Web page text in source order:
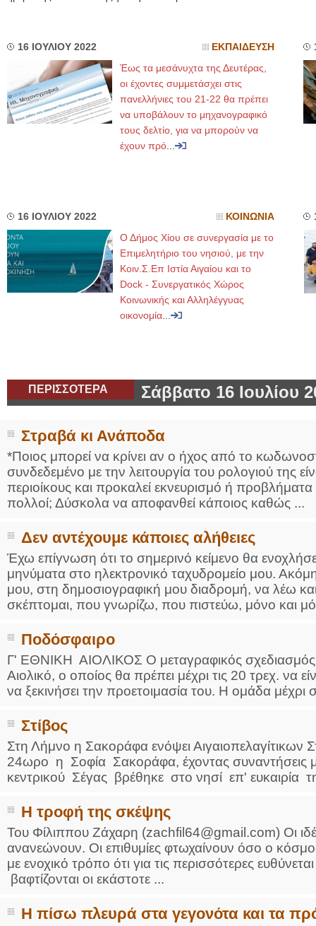
16 ΙΟΥΛΙΟΥ 2022 ΕΚΠΑΙΔΕΥΣΗ
Έως τα μεσάνυχτα της Δευτέρας,
οι έχοντες συμμετάσχει στις
πανελλήνιες του 21-22 θα πρέπει
να υποβάλουν το μηχανογραφικό
τους δελτίο, για να μπορούν να
έχουν πρό
16 ΙΟΥΛΙΟΥ 2022 ΚΟΙΝΩΝΙΑ
Ο Δήμος Χίου σε συνεργασία με το
Επιμελητήριο του νησιού, με την
Κοιν.Σ.Επ Ιστία Αιγαίου και το
Dock - Συνεργατικός Χώρος
Κοινωνικής και Αλληλέγγυας
οικονομία
ΠΕΡΙΣΣΟΤΕΡΑ Σάββατο 16 Ιουλίου
Στραβά κι Ανάποδα
*Ποιος μπορεί να κρίνει αν ο ήχος από το
συνδεδεμένο με την λειτουργία του ρολογιού της
περιοίκους και προκαλεί εκνευρισμό ή προβλήματα
πολλοί; Δύσκολα να αποφανθεί κάποιος καθώς ...
Δεν αντέχουμε κάποιες αλήθειες
Έχω επίγνωση ότι το σημερινό κείμενο θα
μηνύματα στο ηλεκτρονικό ταχυδρομείο μου.
μου, στη δημοσιογραφική μου διαδρομή, να λέω
σκέπτομαι, που γνωρίζω, που πιστεύω, μόνο και
Ποδόσφαιρο
Γ' ΕΘΝΙΚΗ ΑΙΟΛΙΚΟΣ Ο μεταγραφικός
Αιολικό, ο οποίος θα πρέπει μέχρι τις 20 τρεχ. να
να ξεκινήσει την προετοιμασία του. Η ομάδα μέχρι
Στίβος
Στη Λήμνο η Σακοράφα ενόψει Αιγαιοπελαγίτικων
24ωρο η Σοφία Σακοράφα, έχοντας συναντήσεις
κεντρικού Σέγας βρέθηκε στο νησί επ' ευκαιρία
Η τροφή της σκέψης
Του Φίλιππου Ζάχαρη (zachfil64@gmail.com) Οι
ανανεώνουν. Οι επιθυμίες φτωχαίνουν όσο ο
με ενοχικό τρόπο ότι για τις περισσότερες
βαφτίζονται οι εκάστοτε ...
Η πίσω πλευρά στα γεγονότα και τα